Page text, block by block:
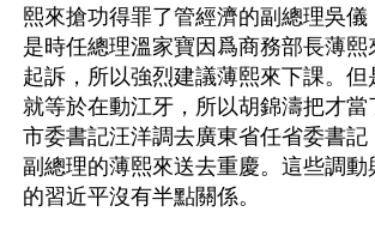
熙來搶功得罪了管經濟的副總理吳儀
是時任總理溫家寶因爲商務部長薄熙
起訴，所以強烈建議薄熙來下課。但
就等於在動江牙，所以胡錦濤把才當
市委書記汪洋調去廣東省任省委書記
副總理的薄熙來送去重慶。這些調動
的習近平沒有半點關係。